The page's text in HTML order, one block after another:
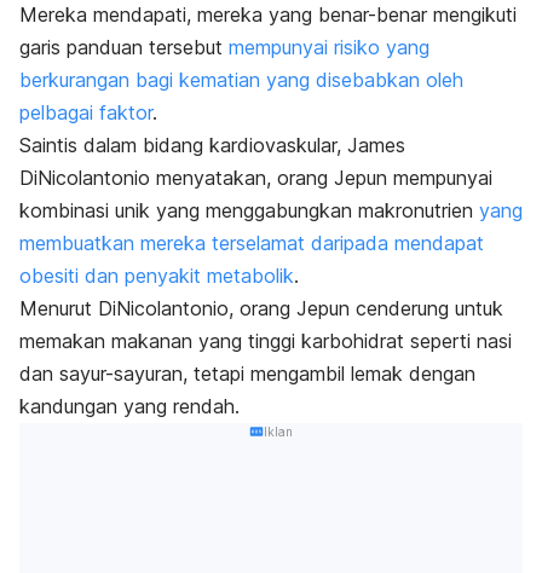
Mereka mendapati, mereka yang benar-benar mengikuti
garis panduan tersebut mempunyai risiko yang
berkurangan bagi kematian yang disebabkan oleh
pelbagai faktor.
Saintis dalam bidang kardiovaskular, James
DiNicolantonio menyatakan, orang Jepun mempunyai
kombinasi unik yang menggabungkan makronutrien yang
membuatkan mereka terselamat daripada mendapat
obesiti dan penyakit metabolik.
Menurut DiNicolantonio, orang Jepun cenderung untuk
memakan makanan yang tinggi karbohidrat seperti nasi
dan sayur-sayuran, tetapi mengambil lemak dengan
kandungan yang rendah.
Iklan